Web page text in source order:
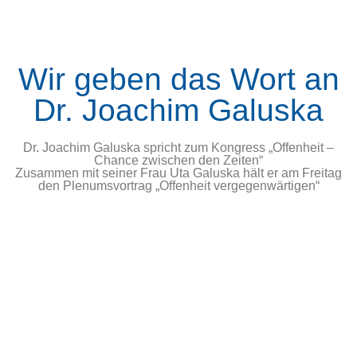
Wir geben das Wort an
Dr. Joachim Galuska
Dr. Joachim Galuska spricht zum Kongress „Offenheit –
Chance zwischen den Zeiten“
Zusammen mit seiner Frau Uta Galuska hält er am Freitag
den Plenumsvortrag „Offenheit vergegenwärtigen“